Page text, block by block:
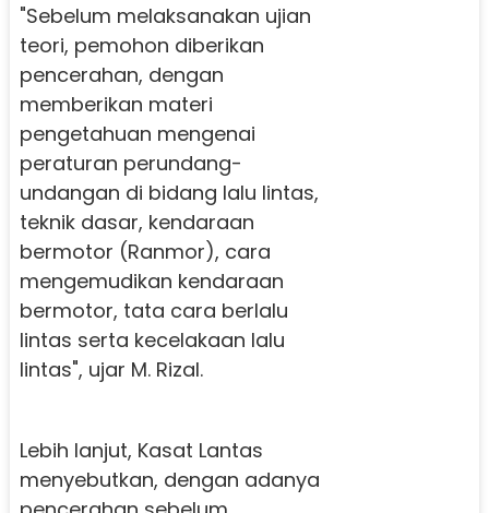
"Sebelum melaksanakan ujian
teori, pemohon diberikan
pencerahan, dengan
memberikan materi
pengetahuan mengenai
peraturan perundang-
undangan di bidang lalu lintas,
teknik dasar, kendaraan
bermotor (Ranmor), cara
mengemudikan kendaraan
bermotor, tata cara berlalu
lintas serta kecelakaan lalu
lintas", ujar M. Rizal.
Lebih lanjut, Kasat Lantas
menyebutkan, dengan adanya